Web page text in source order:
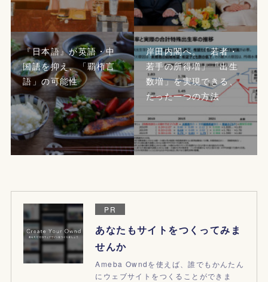
『日本語』が英語・中
国語を抑え、「覇権言
語」の可能性
岸田内閣へ。「若者・
若手の所得増」「出生
数増」を実現できる、
たった一つの方法
PR
あなたもサイトをつくってみま
せんか
Ameba Owndを使えば、誰でもかんたん
にウェブサイトをつくることができま